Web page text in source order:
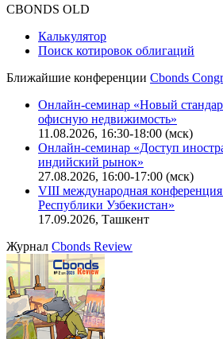
CBONDS OLD
Калькулятор
Поиск котировок облигаций
Ближайшие конференции Cbonds
Онлайн-семинар «Новый
офисную недвижимость»
11.08.2026, 16:30-18:00 (мск)
Онлайн-семинар «Доступ
индийский рынок»
27.08.2026, 16:00-17:00 (мск)
VIII международная
Республики Узбекистан»
17.09.2026, Ташкент
Журнал Cbonds Review